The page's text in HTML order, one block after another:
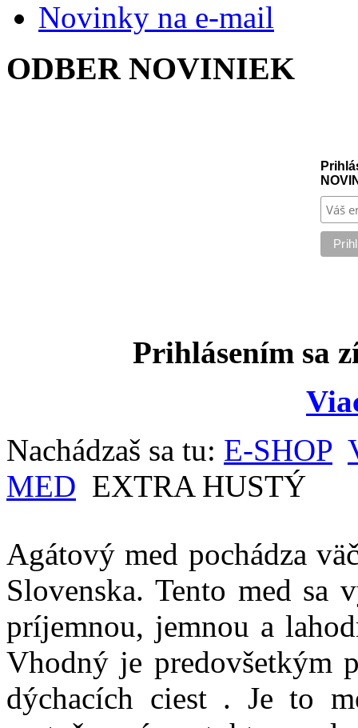
Novinky na e-mail
ODBER NOVINIEK
Prihlásením sa
Nachádzaš sa tu: E-SHOP
MED EXTRA HUSTÝ
Agátový med pochádza
Slovenska. Tento med sa
príjemnou, jemnou a
Vhodný je predovšetkým
dýchacích ciest . Je to